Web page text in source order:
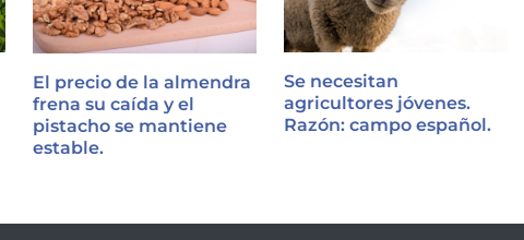
El precio de la almendra
frena su caída y el
pistacho se mantiene
estable.
Se necesitan
agricultores jóvenes.
Razón: campo español.